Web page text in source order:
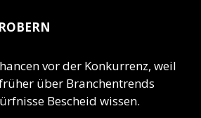
vor der Konkurrenz, weil
über Branchentrends
Bescheid wissen.